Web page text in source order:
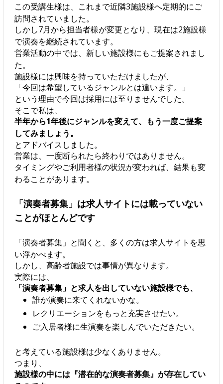
この受講生様は、これまで近隣3施設様へ定期的にご
訪問されていました。
しかし7月から担当者様が変更となり、現在は2施設様
で演奏を継続されています。
営業活動の中では、新しい施設様にもご提案されまし
た。
施設様には興味を持っていただけましたが、
「今回は希望しているジャンルとは違います。」
という理由で今回は採用には至りませんでした。
そこで私は、
半年から1年後にジャンルを変えて、もう一度ご提案
してみましょう。
とアドバイスしました。
営業は、一度断られたら終わりではありません。
タイミングやご利用者様の状況が変われば、結果も変
わることがあります。
「演奏者募集」は求人サイトには載っていない
ことがほとんどです
「演奏者募集」と聞くと、多くの方は求人サイトを思
い浮かべます。
しかし、高齢者施設では事情が異なります。
実際には、
「演奏者募集」と求人を出していない施設様でも、
誰か演奏に来てくれないかな。
レクリエーションをもっと充実させたい。
ご入居者様に生演奏を楽しんでいただきたい。
と考えている施設様は少なくありません。
つまり、
施設様の中には『潜在的な演奏者募集』が存在してい